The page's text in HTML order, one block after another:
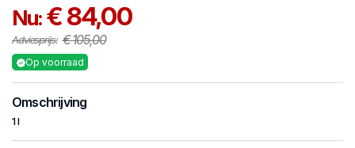
Nu:€ 84,00
Adviesprijs: € 105,00
Op voorraad
Omschrijving
1 l